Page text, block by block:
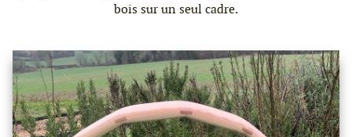
bois sur un seul cadre.